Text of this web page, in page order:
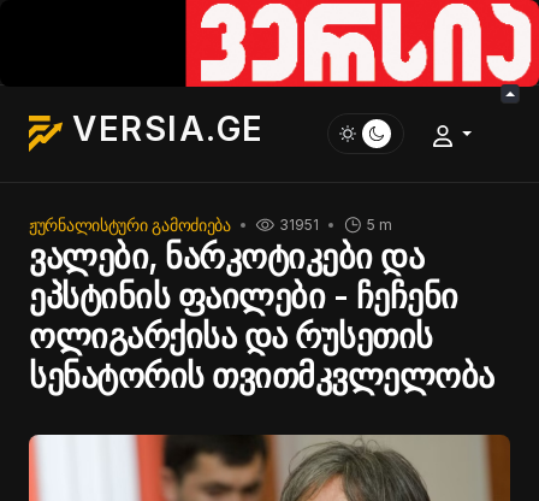
VERSIA.GE
ᲟᲣᲠᲜᲐᲚᲘᲡᲢᲣᲠᲘ ᲒᲐᲛᲝᲫᲘᲔᲑᲐ 5 m
31951
ვალები, ნარკოტიკები და
ეპსტინის ფაილები - ჩეჩენი
ოლიგარქისა და რუსეთის
სენატორის თვითმკვლელობა